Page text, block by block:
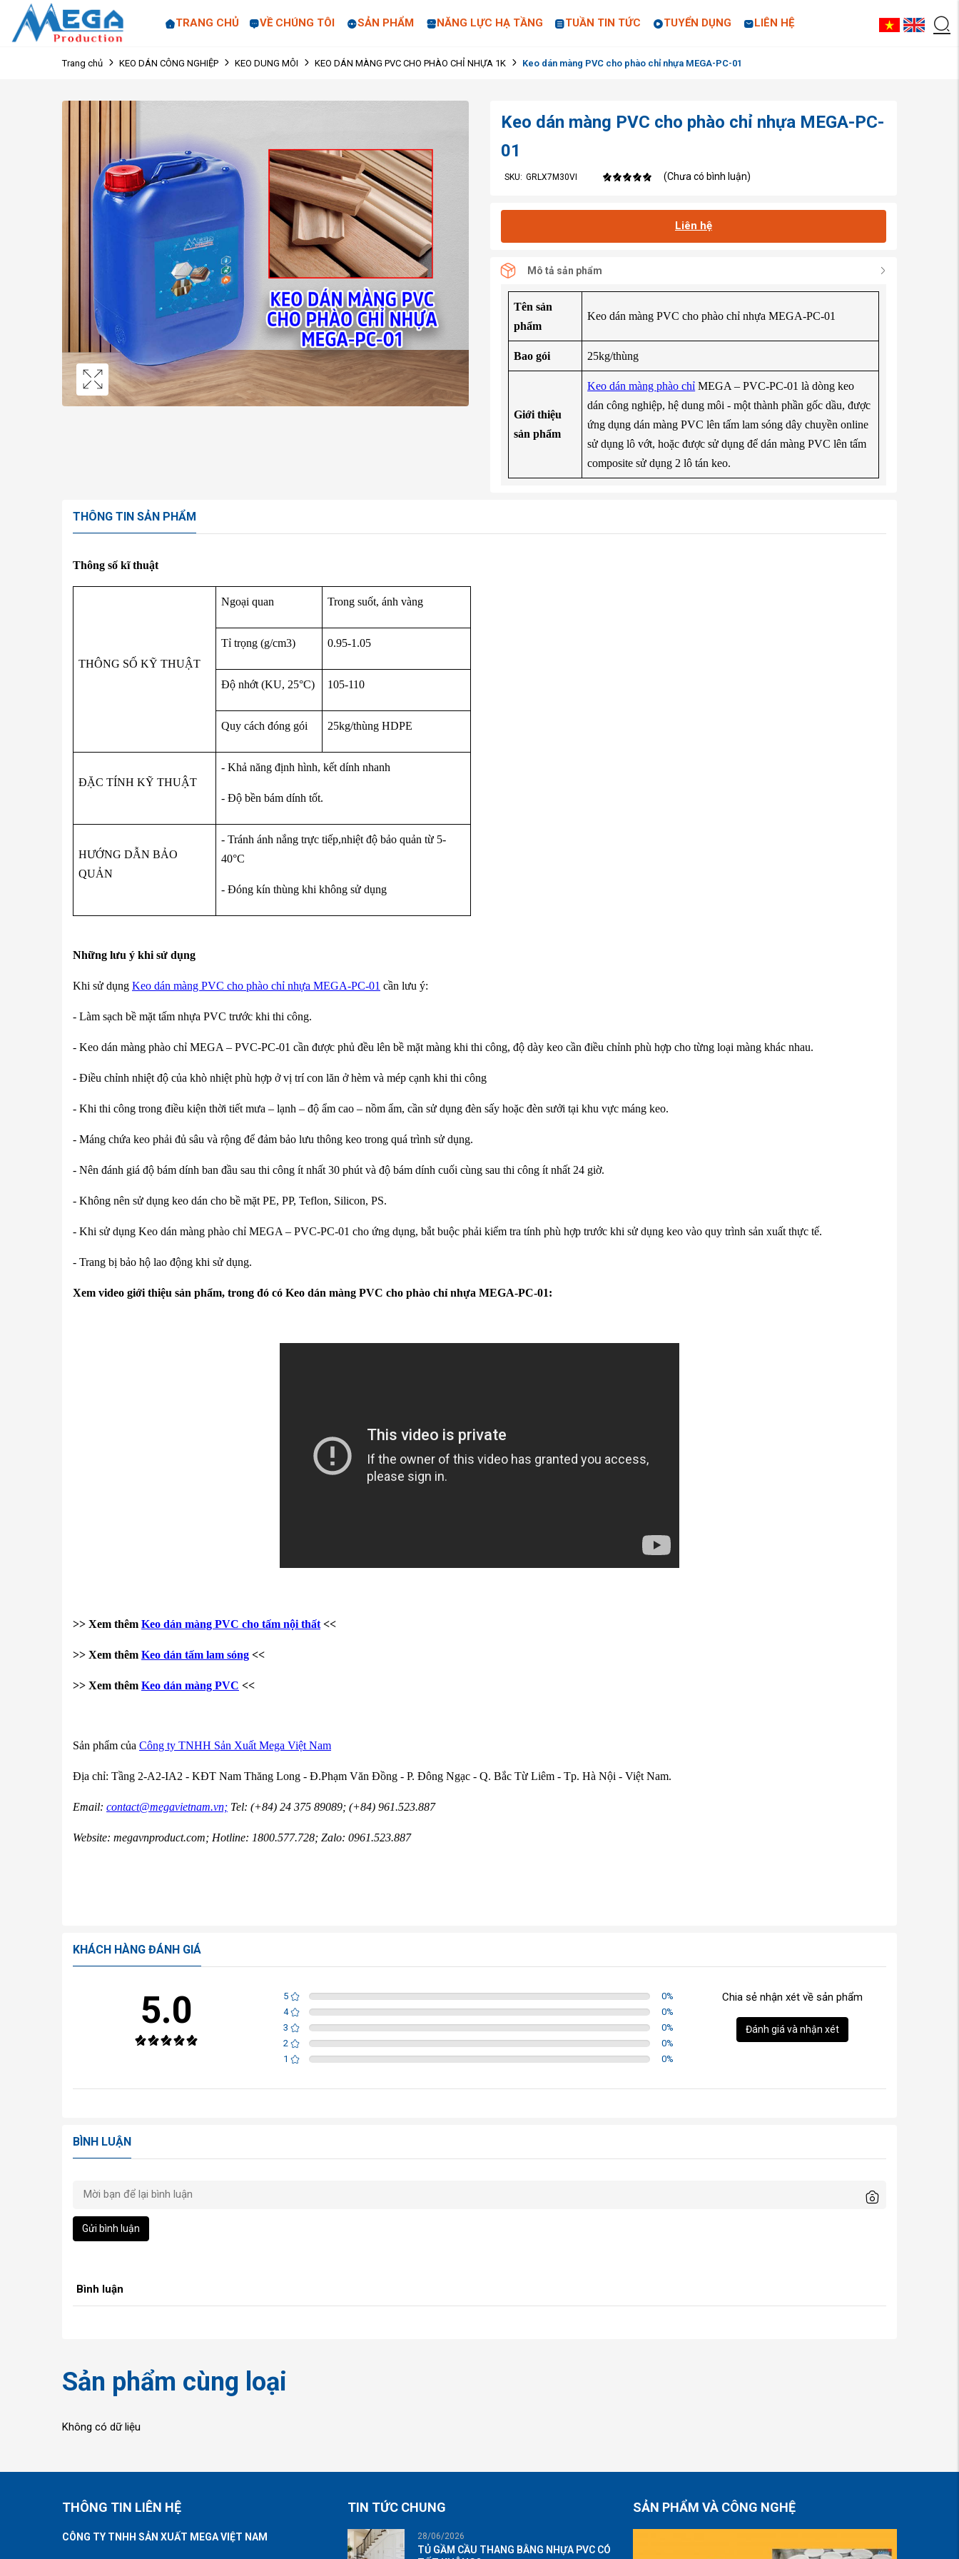
TRANG CHỦ VỀ CHÚNG TÔI SẢN PHẨM NĂNG LỰC HẠ TẦNG TUẦN TIN TỨC TUYỂN DỤNG LIÊN HỆ
Trang chủ KEO DÁN CÔNG NGHIỆP KEO DUNG MÔI KEO DÁN MÀNG PVC CHO PHÀO CHỈ NHỰA 1K Keo dán màng PVC cho phào chỉ nhựa MEGA-PC-01
Keo dán màng PVC cho phào chỉ nhựa MEGA-PC-
01
SKU: GRLX7M30VI (Chưa có bình luận)
Liên hệ
Mô tả sản phẩm
Tên sản
phẩm
Keo dán màng PVC cho phào chỉ nhựa MEGA-PC-01
Bao gói 25kg/thùng
Giới thiệu
sản phẩm
Keo dán màng phào chỉ MEGA – PVC-PC-01 là dòng keo
dán công nghiệp, hệ dung môi - một thành phần gốc dầu, được
ứng dụng dán màng PVC lên tấm lam sóng dây chuyền online
sử dụng lô vớt, hoặc được sử dụng để dán màng PVC lên tấm
composite sử dụng 2 lô tán keo.
THÔNG TIN SẢN PHẨM
Thông số kĩ thuật
THÔNG SỐ KỸ THUẬT
Ngoại quan Trong suốt, ánh vàng
Tỉ trọng (g/cm3) 0.95-1.05
Độ nhớt (KU, 25°C) 105-110
Quy cách đóng gói 25kg/thùng HDPE
ĐẶC TÍNH KỸ THUẬT
- Khả năng định hình, kết dính nhanh
- Độ bền bám dính tốt.
HƯỚNG DẪN BẢO
QUẢN
- Tránh ánh nắng trực tiếp,nhiệt độ bảo quản từ 5-
40°C
- Đóng kín thùng khi không sử dụng
Những lưu ý khi sử dụng
Khi sử dụng Keo dán màng PVC cho phào chỉ nhựa MEGA-PC-01 cần lưu ý:
- Làm sạch bề mặt tấm nhựa PVC trước khi thi công.
- Keo dán màng phào chỉ MEGA – PVC-PC-01 cần được phủ đều lên bề mặt màng khi thi công, độ dày keo cần điều chỉnh phù hợp cho từng loại màng khác nhau.
- Điều chỉnh nhiệt độ của khò nhiệt phù hợp ở vị trí con lăn ở hèm và mép cạnh khi thi công
- Khi thi công trong điều kiện thời tiết mưa – lạnh – độ ẩm cao – nồm ẩm, cần sử dụng đèn sấy hoặc đèn sưởi tại khu vực máng keo.
- Máng chứa keo phải đủ sâu và rộng để đảm bảo lưu thông keo trong quá trình sử dụng.
- Nên đánh giá độ bám dính ban đầu sau thi công ít nhất 30 phút và độ bám dính cuối cùng sau thi công ít nhất 24 giờ.
- Không nên sử dụng keo dán cho bề mặt PE, PP, Teflon, Silicon, PS.
- Khi sử dụng Keo dán màng phào chỉ MEGA – PVC-PC-01 cho ứng dụng, bắt buộc phải kiểm tra tính phù hợp trước khi sử dụng keo vào quy trình sản xuất thực tế.
- Trang bị bảo hộ lao động khi sử dụng.
Xem video giới thiệu sản phẩm, trong đó có Keo dán màng PVC cho phào chỉ nhựa MEGA-PC-01:
>> Xem thêm Keo dán màng PVC cho tấm nội thất <<
>> Xem thêm Keo dán tấm lam sóng <<
>> Xem thêm Keo dán màng PVC <<
Sản phẩm của Công ty TNHH Sản Xuất Mega Việt Nam
Địa chỉ: Tầng 2-A2-IA2 - KĐT Nam Thăng Long - Đ.Phạm Văn Đồng - P. Đông Ngạc - Q. Bắc Từ Liêm - Tp. Hà Nội - Việt Nam.
Email: contact@megavietnam.vn; Tel: (+84) 24 375 89089; (+84) 961.523.887
Website: megavnproduct.com; Hotline: 1800.577.728; Zalo: 0961.523.887
KHÁCH HÀNG ĐÁNH GIÁ
5.0 5 0%
4
0%
3
0%
2
0%
1
0%
Chia sẻ nhận xét về sản phẩm
Đánh giá và nhận xét
BÌNH LUẬN
Gửi bình luận
Bình luận
Sản phẩm cùng loại
Không có dữ liệu
THÔNG TIN LIÊN HỆ
CÔNG TY TNHH SẢN XUẤT MEGA VIỆT NAM
TIN TỨC CHUNG
28/06/2026
TỦ GẦM CẦU THANG BẰNG NHỰA PVC CÓ
SẢN PHẨM VÀ CÔNG NGHỆ